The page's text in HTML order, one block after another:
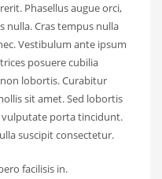
Phasellus augue orci,
nulla. Cras tempus nulla
Vestibulum ante ipsum
posuere cubilia
lobortis. Curabitur
sit amet. Sed lobortis
vulputate porta tincidunt.
suscipit consectetur.
facilisis in.